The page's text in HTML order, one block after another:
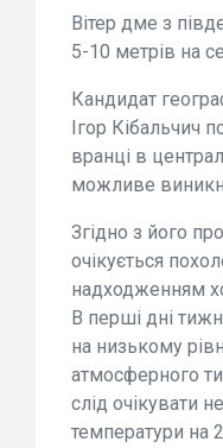
Вітер дме з
5-10 метрів на
Кандидат
Ігор Кібальчич
вранці в
можливе
Згідно з його
очікується
надходженням
В перші дні
на низькому
атмосферного
слід очікувати
температури на